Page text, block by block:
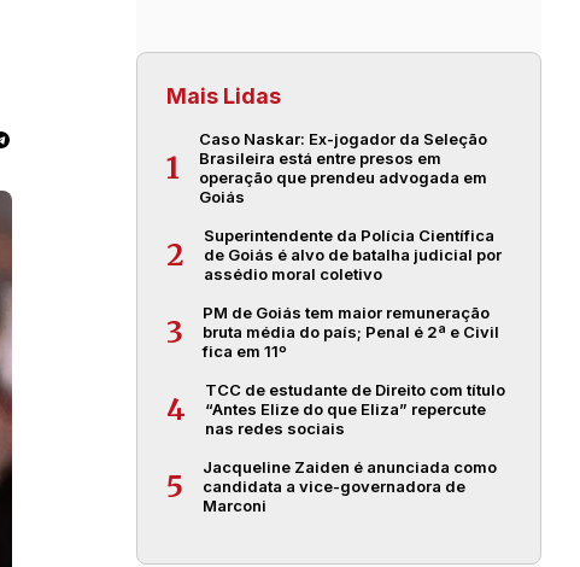
Mais Lidas
1
Caso Naskar: Ex-jogador da Seleção
Brasileira está entre presos em
operação que prendeu advogada em
Goiás
2
Superintendente da Polícia Científica
de Goiás é alvo de batalha judicial por
assédio moral coletivo
3
PM de Goiás tem maior remuneração
bruta média do país; Penal é 2ª e Civil
fica em 11º
4
TCC de estudante de Direito com título
“Antes Elize do que Eliza” repercute
nas redes sociais
5
Jacqueline Zaiden é anunciada como
candidata a vice-governadora de
Marconi